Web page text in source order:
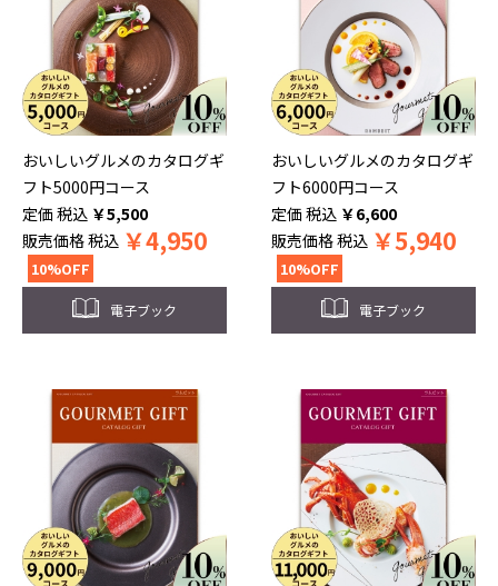
おいしいグルメのカタログギ
フト5000円コース
税込 ￥5,500
販売価格税込 ￥4,950
10%OFF
電子ブック
おいしいグルメのカタログギ
フト6000円コース
税込 ￥6,600
販売価格税込 ￥5,940
10%OFF
電子ブック